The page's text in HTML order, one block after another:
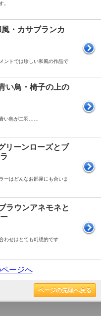
。
・カサブランカ
ントでは珍しい和風の作品で
い鳥・椅子の上の
い鳥が二羽……
リーンローズとブ
ーはどんなお部屋にも合いま
ラウンアネモネと
わせはとても幻想的です
ージへ
ページの先頭へ戻る